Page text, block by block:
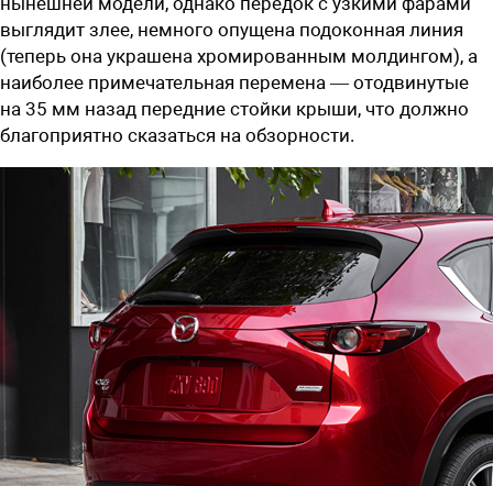
выглядит злее, немного опущена подоконная линия
(теперь она украшена хромированным молдингом), а
наиболее примечательная перемена — отодвинутые
на 35 мм назад передние стойки крыши, что должно
благоприятно сказаться на обзорности.